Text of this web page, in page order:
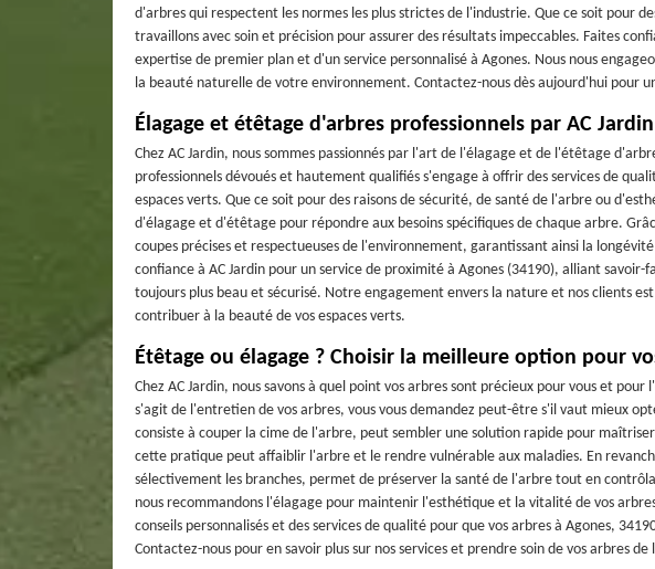
d'arbres qui respectent les normes les plus strictes de l'industrie. Que ce soit pour
travaillons avec soin et précision pour assurer des résultats impeccables. Faites
expertise de premier plan et d'un service personnalisé à Agones. Nous nous
la beauté naturelle de votre environnement. Contactez-nous dès aujourd'hui pour
Élagage et étêtage d'arbres professionnels par AC
Chez AC Jardin, nous sommes passionnés par l'art de l'élagage et de l'étêtage
professionnels dévoués et hautement qualifiés s'engage à offrir des services de
espaces verts. Que ce soit pour des raisons de sécurité, de santé de l'arbre ou
d'élagage et d'étêtage pour répondre aux besoins spécifiques de chaque arbre.
coupes précises et respectueuses de l'environnement, garantissant ainsi la
confiance à AC Jardin pour un service de proximité à Agones (34190), alliant
toujours plus beau et sécurisé. Notre engagement envers la nature et nos clients
contribuer à la beauté de vos espaces verts.
Étêtage ou élagage ? Choisir la meilleure option pour
Chez AC Jardin, nous savons à quel point vos arbres sont précieux pour vous et
s'agit de l'entretien de vos arbres, vous vous demandez peut-être s'il vaut mieux
consiste à couper la cime de l'arbre, peut sembler une solution rapide pour
cette pratique peut affaiblir l'arbre et le rendre vulnérable aux maladies. En
sélectivement les branches, permet de préserver la santé de l'arbre tout en
nous recommandons l'élagage pour maintenir l'esthétique et la vitalité de vos
conseils personnalisés et des services de qualité pour que vos arbres à Agones,
Contactez-nous pour en savoir plus sur nos services et prendre soin de vos arbres